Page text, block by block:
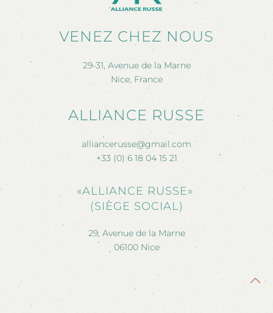
VENEZ CHEZ NOUS
29-31, Avenue de la Marne
Nice, France
ALLIANCE RUSSE
alliancerusse@gmail.com
+33 (0) 6 18 04 15 21
«ALLIANCE RUSSE»
(SIÈGE SOCIAL)
29, Avenue de la Marne
06100 Nice